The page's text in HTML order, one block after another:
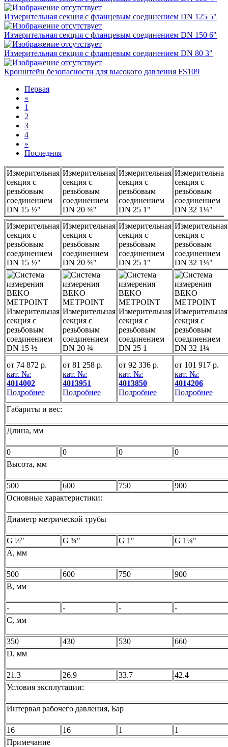
Измерительная секция с фланцевым соединением DN 125 5"
Измерительная секция с фланцевым соединением DN 150 6"
Измерительная секция с фланцевым соединением DN 80 3"
Кронштейн безопасности для высокого давления FS109
Первая
«
1
2
3
4
»
Последняя
Измерительная
секция с
резьбовым
соединением
DN 15 ½"
Измерительная
секция с
резьбовым
соединением
DN 20 ¾"
Измерительная
секция с
резьбовым
соединением
DN 25 1"
Измерительная
секция с
резьбовым
соединением
DN 32 1¼"
Измерительная
секция с
резьбовым
соединением
DN 15 ½"
Измерительная
секция с
резьбовым
соединением
DN 20 ¾"
Измерительная
секция с
резьбовым
соединением
DN 25 1"
Измерительная
секция с
резьбовым
соединением
DN 32 1¼"
от 74 872 р.
кат. №:
4014002
Подробнее
от 81 258 р.
кат. №:
4013951
Подробнее
от 92 336 р.
кат. №:
4013850
Подробнее
от 101 917 р.
кат. №:
4014206
Подробнее
Габариты и вес:
Длина, мм
0 0 0
0
Высота, мм
500 600 750
900
Основные характеристики:
Диаметр метрической трубы
G ½" G ¾" G 1"
G 1¼"
A, мм
500 600 750
900
B, мм
- - -
-
C, мм
350 430 530
660
D, мм
21.3 26.9 33.7
42.4
Условия эксплутации:
Интервал рабочего давления, Бар
16 16 1
1
Примечание